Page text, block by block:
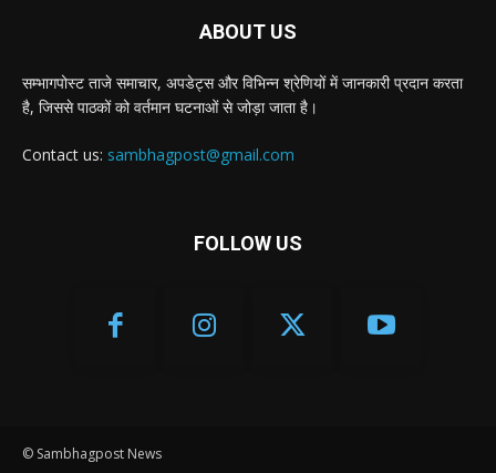
ABOUT US
सम्भागपोस्ट ताजे समाचार, अपडेट्स और विभिन्न श्रेणियों में जानकारी प्रदान करता
है, जिससे पाठकों को वर्तमान घटनाओं से जोड़ा जाता है।
Contact us: sambhagpost@gmail.com
FOLLOW US
© Sambhagpost News